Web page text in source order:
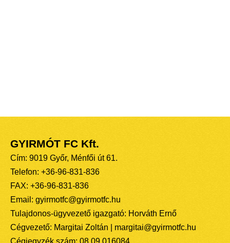
GYIRMÓT FC Kft.
Cím: 9019 Győr, Ménfői út 61.
Telefon: +36-96-831-836
FAX: +36-96-831-836
Email: gyirmotfc@gyirmotfc.hu
Tulajdonos-ügyvezető igazgató: Horváth Ernő
Cégvezető: Margitai Zoltán | margitai@gyirmotfc.hu